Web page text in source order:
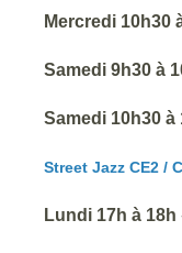
Mercredi 10h30
Samedi 9h30 à
Samedi 10h30 à
Street Jazz CE2 /
Lundi 17h à 18h